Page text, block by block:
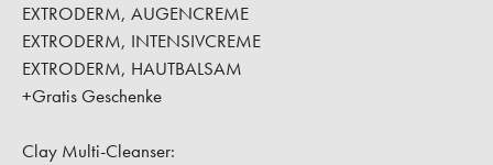
EXTRODERM, AUGENCREME
EXTRODERM, INTENSIVCREME
EXTRODERM, HAUTBALSAM
+Gratis Geschenke
Clay Multi-Cleanser: